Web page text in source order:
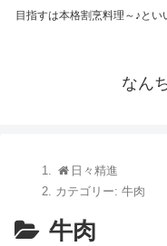
目指すは本格割烹料理～♪と
なん
日々精進
カテゴリー:牛肉
牛肉